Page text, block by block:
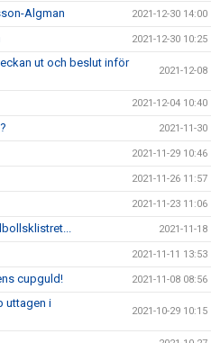
Algman 2021-12-30 14:00
2021-12-30 10:25
ut och beslut inför
2021-12-08
2021-12-04 10:40
2021-11-30
2021-11-29 10:46
2021-11-26 11:57
2021-11-23 11:06
2021-11-18
2021-11-11 13:53
cupguld! 2021-11-08 08:56
uttagen i
2021-10-29 10:15